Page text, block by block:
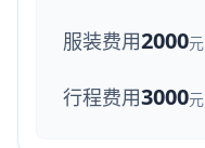
服装费用2000元
行程费用3000元